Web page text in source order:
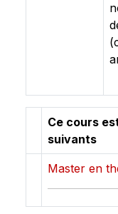
Ce cours
suivants
Master en